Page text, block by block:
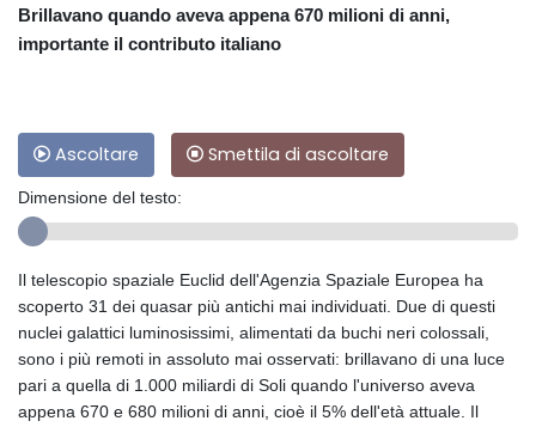
Brillavano quando aveva appena 670 milioni di anni,
importante il contributo italiano
Ascoltare Smettila di ascoltare
Dimensione del testo:
Il telescopio spaziale Euclid dell'Agenzia Spaziale Europea ha
scoperto 31 dei quasar più antichi mai individuati. Due di questi
nuclei galattici luminosissimi, alimentati da buchi neri colossali,
sono i più remoti in assoluto mai osservati: brillavano di una luce
pari a quella di 1.000 miliardi di Soli quando l'universo aveva
appena 670 e 680 milioni di anni, cioè il 5% dell'età attuale. Il